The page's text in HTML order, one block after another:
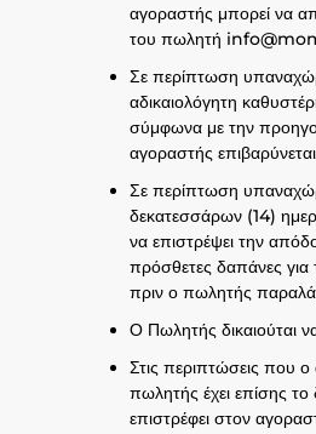
αγοραστής μπορεί να
του πωλητή
Σε περίπτωση
αδικαιολόγητη
σύμφωνα με την
αγοραστής
Σε περίπτωση
δεκατεσσάρων (14)
να επιστρέψει την
πρόσθετες δαπάνες
πριν ο πωλητής
Ο Πωλητής δικαιούται
Στις περιπτώσεις που
πωλητής έχει επίσης
επιστρέφει στον